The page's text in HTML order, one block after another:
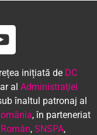
inițiată de DC
al Administraţiei
înaltul patronaj al
, în parteneriat
, SNSPA,